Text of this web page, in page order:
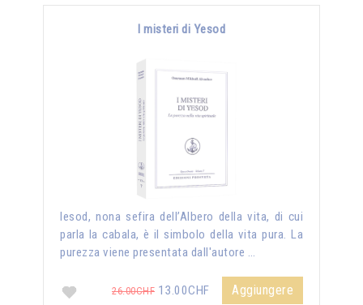
I misteri di Yesod
Iesod, nona sefira dell’Albero della vita, di cui
parla la cabala, è il simbolo della vita pura. La
purezza viene presentata dall'autore …
26.00CHF 13.00CHF Aggiungere